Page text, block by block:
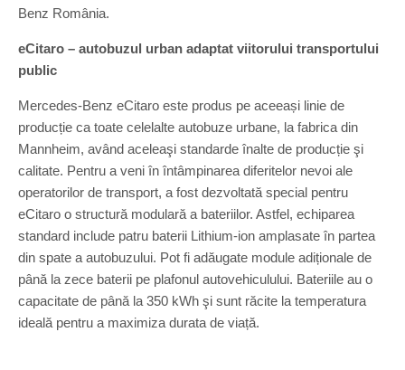
Benz România.
eCitaro – autobuzul urban adaptat viitorului transportului
public
Mercedes-Benz eCitaro este produs pe aceeași linie de
producție ca toate celelalte autobuze urbane, la fabrica din
Mannheim, având aceleaşi standarde înalte de producție şi
calitate. Pentru a veni în întâmpinarea diferitelor nevoi ale
operatorilor de transport, a fost dezvoltată special pentru
eCitaro o structură modulară a bateriilor. Astfel, echiparea
standard include patru baterii Lithium-ion amplasate în partea
din spate a autobuzului. Pot fi adăugate module adiționale de
până la zece baterii pe plafonul autovehiculului. Bateriile au o
capacitate de până la 350 kWh şi sunt răcite la temperatura
ideală pentru a maximiza durata de viață.